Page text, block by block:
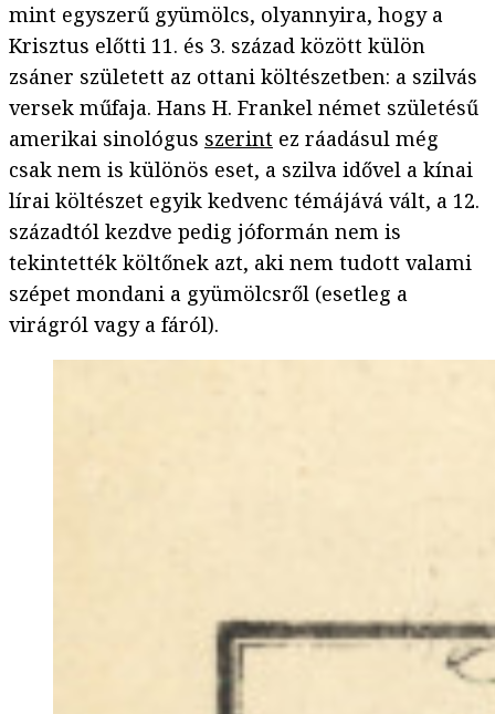
mint egyszerű gyümölcs, olyannyira, hogy a
Krisztus előtti 11. és 3. század között külön
zsáner született az ottani költészetben: a szilvás
versek műfaja. Hans H. Frankel német születésű
amerikai sinológus szerint ez ráadásul még
csak nem is különös eset, a szilva idővel a kínai
lírai költészet egyik kedvenc témájává vált, a 12.
századtól kezdve pedig jóformán nem is
tekintették költőnek azt, aki nem tudott valami
szépet mondani a gyümölcsről (esetleg a
virágról vagy a fáról).